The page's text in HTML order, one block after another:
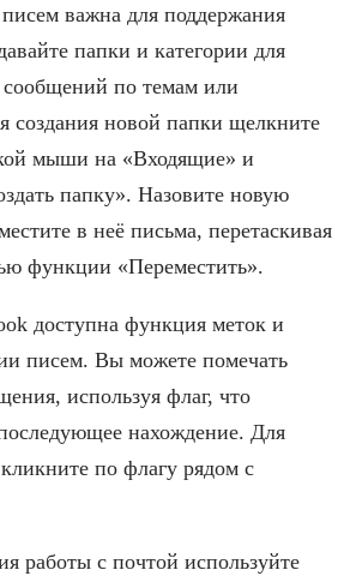
важна для поддержания
папки и категории для
по темам или
создания новой папки щелкните
мыши на «Входящие» и
папку». Назовите новую
в неё письма, перетаскивая
функции «Переместить».
доступна функция меток и
писем. Вы можете помечать
используя флаг, что
нахождение. Для
по флагу рядом с
работы с почтой используйте